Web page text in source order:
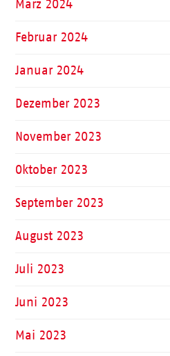
März 2024
Februar 2024
Januar 2024
Dezember 2023
November 2023
Oktober 2023
September 2023
August 2023
Juli 2023
Juni 2023
Mai 2023